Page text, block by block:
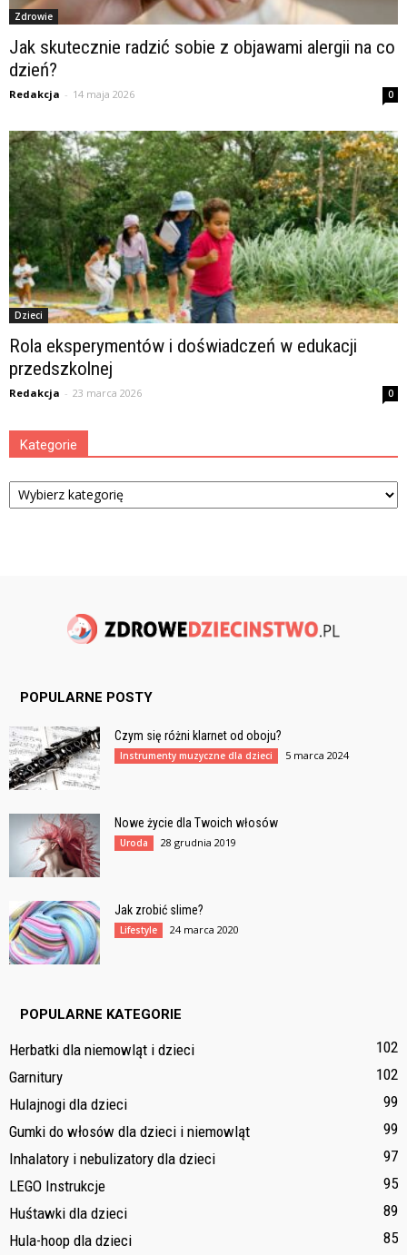
Zdrowie
Jak skutecznie radzić sobie z objawami alergii na co
dzień?
Redakcja - 14 maja 2026 0
Dzieci
Rola eksperymentów i doświadczeń w edukacji
przedszkolnej
Redakcja - 23 marca 2026 0
Kategorie
Kategorie
POPULARNE POSTY
Czym się różni klarnet od oboju?
Instrumenty muzyczne dla dzieci 5 marca 2024
Nowe życie dla Twoich włosów
Uroda 28 grudnia 2019
Jak zrobić slime?
Lifestyle 24 marca 2020
POPULARNE KATEGORIE
Herbatki dla niemowląt i dzieci
102
Garnitury
102
Hulajnogi dla dzieci
99
Gumki do włosów dla dzieci i niemowląt
99
Inhalatory i nebulizatory dla dzieci
97
LEGO Instrukcje
95
Huśtawki dla dzieci
89
Hula-hoop dla dzieci
85